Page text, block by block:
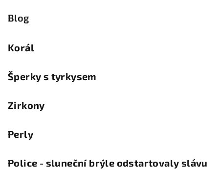
Blog
Korál
Šperky s tyrkysem
Zirkony
Perly
Police - sluneční brýle odstartovaly slávu